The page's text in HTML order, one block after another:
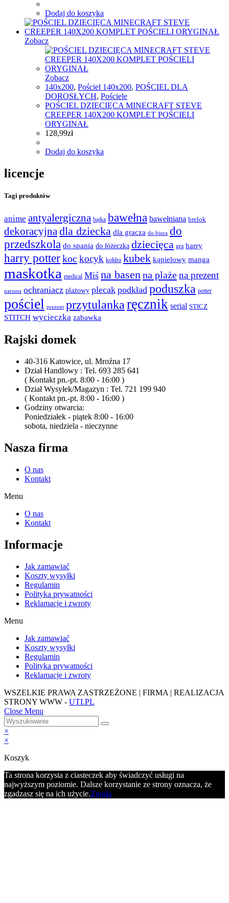
Dodaj do koszyka
Zobacz
Zobacz
140x200, Pościel 140x200, POŚCIEL DLA
DOROSŁYCH, Pościele
POŚCIEL DZIECIĘCA MINECRAFT STEVE
CREEPER 140X200 KOMPLET POŚCIELI
ORYGINAŁ
128,99zł
Dodaj do koszyka
licencje
Tagi produktów
anime antyalergiczna bajka bawełna bawełniana brelok
dekoracyjna dla dziecka dla gracza do biura do
przedszkola do spania do łóżeczka dziecięca gra harry
harry potterkoc kocyk kołdra kubek kąpielowy manga
maskotka medical Miś na basenna plażena prezent
narzuta ochraniacz plażowy plecak podkład poduszka potter
pościel prezent przytulankaręcznik serial STICZ
STITCH wycieczka zabawka
Rajski domek
40-316 Katowice, ul. Mroźna 17
Dział Handlowy : Tel. 693 285 641
( Kontakt pn.-pt. 8:00 - 16:00 )
Dział Wysyłek/Magazyn : Tel. 721 199 940
( Kontakt pn.-pt. 8:00 - 16:00 )
Godziny otwarcia:
Poniedziałek - piątek 8:00 - 16:00
sobota, niedziela - nieczynne
Nasza firma
O nas
Kontakt
Menu
O nas
Kontakt
Informacje
Jak zamawiać
Koszty wysyłki
Regulamin
Polityka prywatności
Reklamacje i zwroty
Menu
Jak zamawiać
Koszty wysyłki
Regulamin
Polityka prywatności
Reklamacje i zwroty
WSZELKIE PRAWA ZASTRZEŻONE | FIRMA | REALIZACJA
STRONY WWW - UTI.PL
Close Menu
×
×
Koszyk
Ta strona korzysta z ciasteczek aby świadczyć usługi na
najwyższym poziomie. Dalsze korzystanie ze strony oznacza, że
zgadzasz się na ich użycie.Zgoda